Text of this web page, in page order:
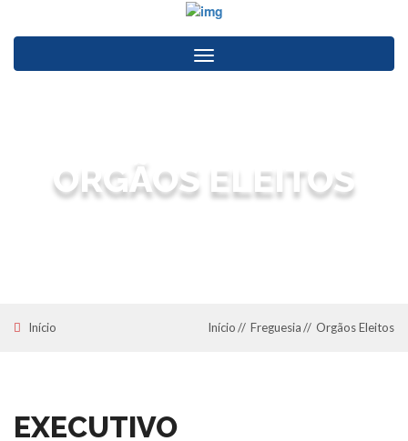
Toggle
navigation
ORGÃOS ELEITOS
Início Início Freguesia Orgãos Eleitos
EXECUTIVO